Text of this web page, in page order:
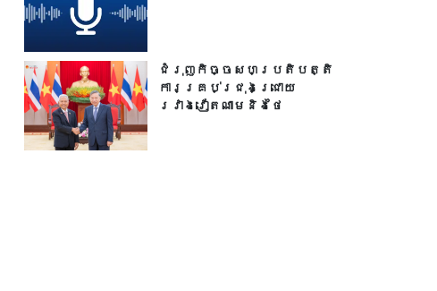
ជំរុញកិច្ចសហប្រតិបត្តិ
ការគ្រប់ជ្រុងជ្រោយ
រវាងវៀតណាមនិងថៃ